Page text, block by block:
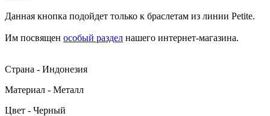
Данная кнопка подойдет только к браслетам из линии Petite.
Им посвящен особый раздел нашего интернет-магазина.
Страна - Индонезия
Материал - Металл
Цвет - Черный